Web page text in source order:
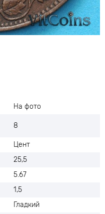
На фото
8
Цент
25,5
5.67
1,5
Гладкий